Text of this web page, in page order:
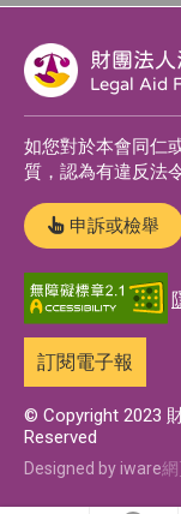
財團法
Legal Aid
如您對於本會同仁
質，認為有違反法
申訴或檢舉
訂閱電子報
© Copyright 2023
Reserved
Designed by iware